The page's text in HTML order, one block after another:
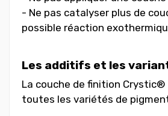
- Ne pas catalyser plus de
possible réaction
Les additifs et les
La couche de finition
toutes les variétés de